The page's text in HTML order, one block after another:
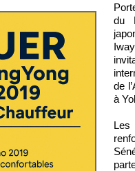
du
de
à
Les